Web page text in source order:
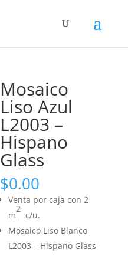
Mosaico
Liso Azul
L2003 –
Hispano
Glass
$0.00
Venta por caja con 2
m
2
c/u.
Mosaico Liso Blanco
L2003 – Hispano Glass